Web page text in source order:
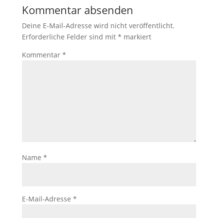
Kommentar absenden
Deine E-Mail-Adresse wird nicht veröffentlicht.
Erforderliche Felder sind mit * markiert
Kommentar *
Name *
E-Mail-Adresse *